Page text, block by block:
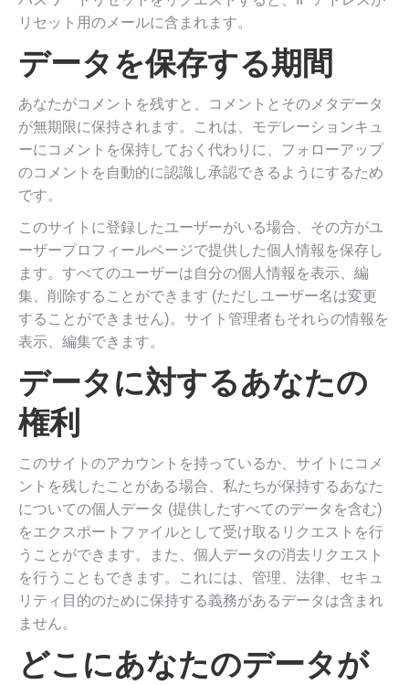
リセット用のメールに含まれます。
データを保存する期間
あなたがコメントを残すと、コメントとそのメタデータ
が無期限に保持されます。これは、モデレーションキュ
ーにコメントを保持しておく代わりに、フォローアップ
のコメントを自動的に認識し承認できるようにするため
です。
このサイトに登録したユーザーがいる場合、その方がユ
ーザープロフィールページで提供した個人情報を保存し
ます。すべてのユーザーは自分の個人情報を表示、編
集、削除することができます (ただしユーザー名は変更
することができません)。サイト管理者もそれらの情報を
表示、編集できます。
データに対するあなたの
権利
このサイトのアカウントを持っているか、サイトにコメ
ントを残したことがある場合、私たちが保持するあなた
についての個人データ (提供したすべてのデータを含む)
をエクスポートファイルとして受け取るリクエストを行
うことができます。また、個人データの消去リクエスト
を行うこともできます。これには、管理、法律、セキュ
リティ目的のために保持する義務があるデータは含まれ
ません。
どこにあなたのデータが